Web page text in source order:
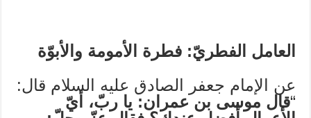
العامل الفطريّ: فطرة الأمومة والأبوّة
عن الإمام جعفر الصادق عليه السلام قال:
“قال موسى بن عمران: يا ربّ، أيّ